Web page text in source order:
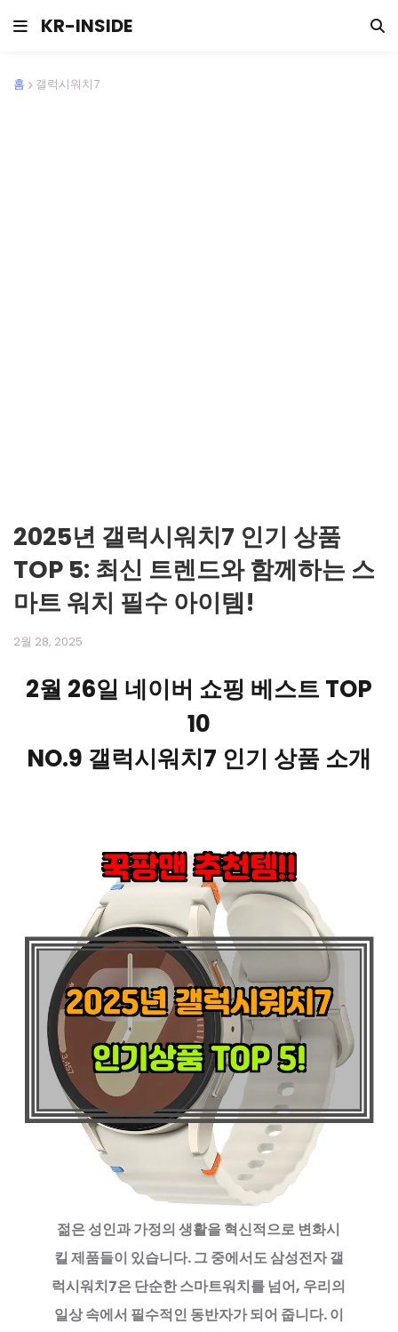
KR-INSIDE
홈 갤럭시워치7
2025년 갤럭시워치7 인기 상품
TOP 5: 최신 트렌드와 함께하는 스
마트 워치 필수 아이템!
2월 28, 2025
2월 26일 네이버 쇼핑 베스트 TOP
10
NO.9 갤럭시워치7 인기 상품 소개
젊은 성인과 가정의 생활을 혁신적으로 변화시
킬 제품들이 있습니다. 그 중에서도 삼성전자 갤
럭시워치7은 단순한 스마트워치를 넘어, 우리의
일상 속에서 필수적인 동반자가 되어 줍니다. 이